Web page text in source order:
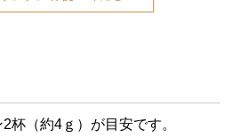
杯（約4ｇ）が目安です。